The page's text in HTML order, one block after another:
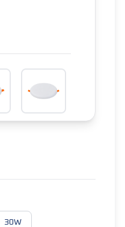
30W